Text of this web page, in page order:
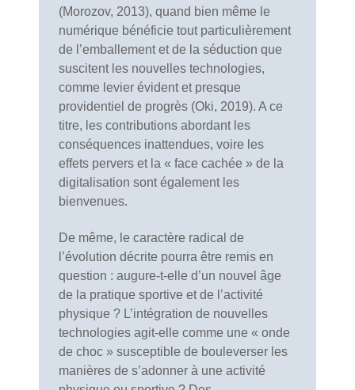
(Morozov, 2013), quand bien même le
numérique bénéficie tout particulièrement
de l’emballement et de la séduction que
suscitent les nouvelles technologies,
comme levier évident et presque
providentiel de progrès (Oki, 2019). A ce
titre, les contributions abordant les
conséquences inattendues, voire les
effets pervers et la « face cachée » de la
digitalisation sont également les
bienvenues.
De même, le caractère radical de
l’évolution décrite pourra être remis en
question : augure-t-elle d’un nouvel âge
de la pratique sportive et de l’activité
physique ? L’intégration de nouvelles
technologies agit-elle comme une « onde
de choc » susceptible de bouleverser les
manières de s’adonner à une activité